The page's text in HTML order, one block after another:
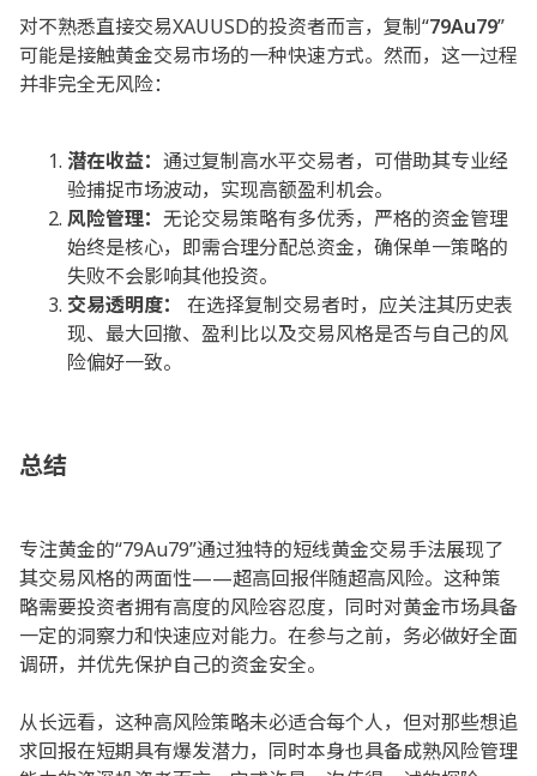
对不熟悉直接交易XAUUSD的投资者而言，复制“79Au79”
可能是接触黄金交易市场的一种快速方式。然而，这一过程
并非完全无风险：
潜在收益： 通过复制高水平交易者，可借助其专业经
验捕捉市场波动，实现高额盈利机会。
风险管理： 无论交易策略有多优秀，严格的资金管理
始终是核心，即需合理分配总资金，确保单一策略的
失败不会影响其他投资。
交易透明度：
在选择复制交易者时，应关注其历史表
现、最大回撤、盈利比以及交易风格是否与自己的风
险偏好一致。
总结
专注黄金的“79Au79”通过独特的短线黄金交易手法展现了
其交易风格的两面性——超高回报伴随超高风险。这种策
略需要投资者拥有高度的风险容忍度，同时对黄金市场具备
一定的洞察力和快速应对能力。在参与之前，务必做好全面
调研，并优先保护自己的资金安全。
从长远看，这种高风险策略未必适合每个人，但对那些想追
求回报在短期具有爆发潜力，同时本身也具备成熟风险管理